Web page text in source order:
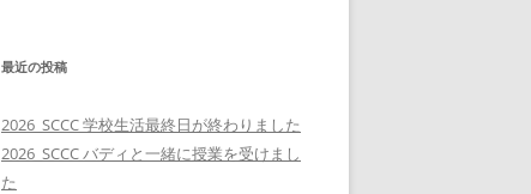
最近の投稿
2026_SCCC 学校生活最終日が終わりました
2026_SCCC バディと一緒に授業を受けまし
た